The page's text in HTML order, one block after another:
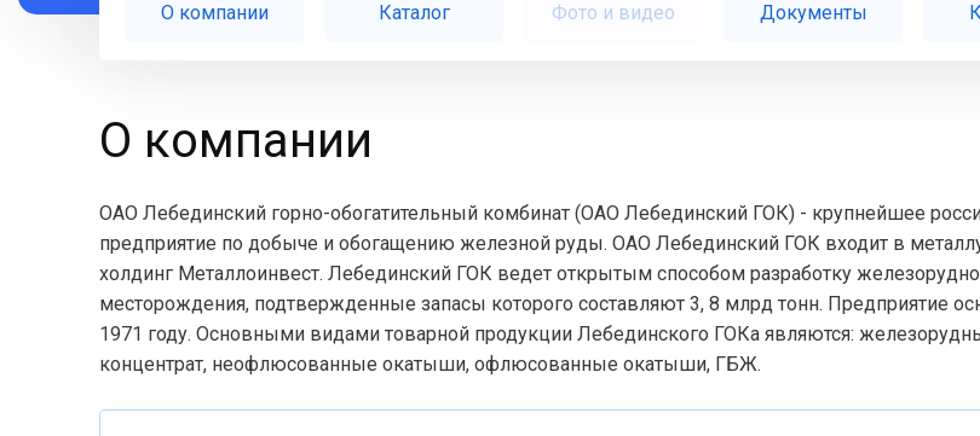
О компании Каталог Фото и видео Документы
О компании
ОАО Лебединский горно-обогатительный комбинат (ОАО Лебединский ГОК) - крупнейшее
предприятие по добыче и обогащению железной руды. ОАО Лебединский ГОК входит в
холдинг Металлоинвест. Лебединский ГОК ведет открытым способом разработку
месторождения, подтвержденные запасы которого составляют 3, 8 млрд тонн. Предприятие
1971 году. Основными видами товарной продукции Лебединского ГОКа являются:
концентрат, неофлюсованные окатыши, офлюсованные окатыши, ГБЖ.